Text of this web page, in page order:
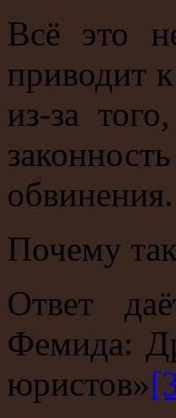
Всё это
приводит
из-за
обвинения.
Почему
Ответ
Фемида:
юристов»